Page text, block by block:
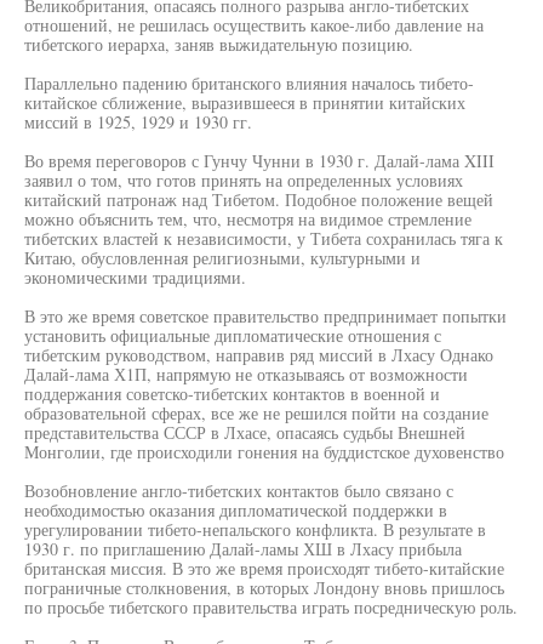
Великобритания, опасаясь полного разрыва англо-тибетских
отношений, не решилась осуществить какое-либо давление на
тибетского иерарха, заняв выжидательную позицию.
Параллельно падению британского влияния началось тибето-
китайское сближение, выразившееся в принятии китайских
миссий в 1925, 1929 и 1930 гг.
Во время переговоров с Гунчу Чунни в 1930 г. Далай-лама XIII
заявил о том, что готов принять на определенных условиях
китайский патронаж над Тибетом. Подобное положение вещей
можно объяснить тем, что, несмотря на видимое стремление
тибетских властей к независимости, у Тибета сохранилась тяга к
Китаю, обусловленная религиозными, культурными и
экономическими традициями.
В это же время советское правительство предпринимает попытки
установить официальные дипломатические отношения с
тибетским руководством, направив ряд миссий в Лхасу Однако
Далай-лама Х1П, напрямую не отказываясь от возможности
поддержания советско-тибетских контактов в военной и
образовательной сферах, все же не решился пойти на создание
представительства СССР в Лхасе, опасаясь судьбы Внешней
Монголии, где происходили гонения на буддистское духовенство
Возобновление англо-тибетских контактов было связано с
необходимостью оказания дипломатической поддержки в
урегулировании тибето-непальского конфликта. В результате в
1930 г. по приглашению Далай-ламы ХШ в Лхасу прибыла
британская миссия. В это же время происходят тибето-китайские
пограничные столкновения, в которых Лондону вновь пришлось
по просьбе тибетского правительства играть посредническую роль.